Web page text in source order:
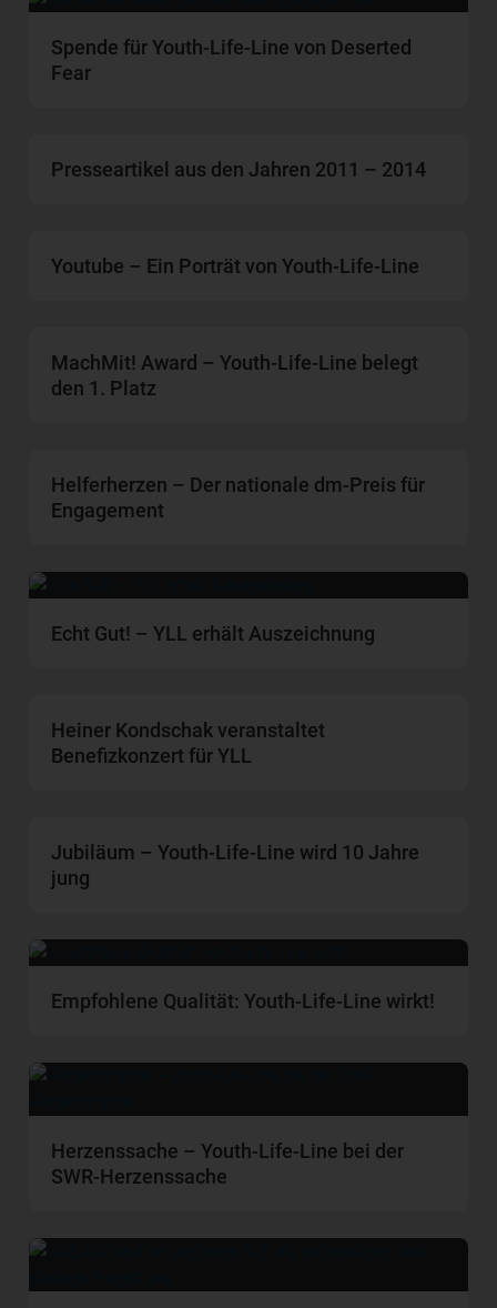
Spende für Youth-Life-Line von Deserted
Fear
Presseartikel aus den Jahren 2011 – 2014
Youtube – Ein Porträt von Youth-Life-Line
MachMit! Award – Youth-Life-Line belegt
den 1. Platz
Helferherzen – Der nationale dm-Preis für
Engagement
Echt Gut! – YLL erhält Auszeichnung
Heiner Kondschak veranstaltet
Benefizkonzert für YLL
Jubiläum – Youth-Life-Line wird 10 Jahre
jung
Empfohlene Qualität: Youth-Life-Line wirkt!
Herzenssache – Youth-Life-Line bei der
SWR-Herzenssache